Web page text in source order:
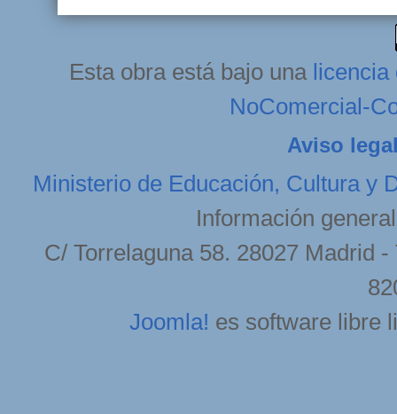
Esta obra está bajo una licencia
NoComercial-
Aviso
Ministerio de Educación, Cultura y
Información
C/ Torrelaguna 58. 28027 Madrid
Joomla! es software libre